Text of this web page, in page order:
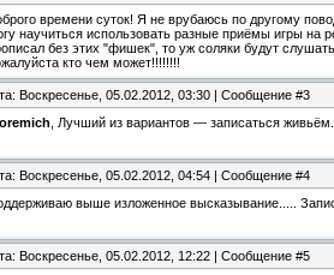
времени суток! Я не врубаюсь по другому
научиться использовать разные приёмы игры на
без этих "фишек", то уж соляки будут
кто чем может!!!!!!!!
Воскресенье, 05.02.2012, 03:30 | Сообщение #3
, Лучший из вариантов — записаться живьём.
Воскресенье, 05.02.2012, 04:54 | Сообщение #4
выше изложенное высказывание.....
Воскресенье, 05.02.2012, 12:22 | Сообщение #5